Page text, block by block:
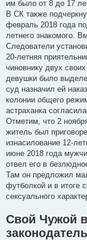
им было от 8 до 17
В СК также
февраль 2018 года
летнего знакомого.
Следователи
20-летняя
чиновнику двух
девушки было
суд назначил ей
колонии общего
астраханка
Отметим, что 2
житель был
изнасилование 12-
июне 2018 года
отвел его в
Там он предложил
футболкой и в итоге
сексуального
Свой Чужой